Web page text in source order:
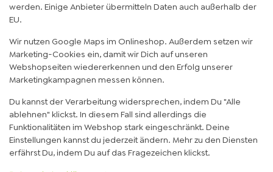
werden. Einige Anbieter übermitteln Daten auch außerhalb der
EU.
Wir nutzen Google Maps im Onlineshop. Außerdem setzen wir
Marketing-Cookies ein, damit wir Dich auf unseren
Webshopseiten wiedererkennen und den Erfolg unserer
Marketingkampagnen messen können.
Du kannst der Verarbeitung widersprechen, indem Du "Alle
ablehnen" klickst. In diesem Fall sind allerdings die
Funktionalitäten im Webshop stark eingeschränkt. Deine
Einstellungen kannst du jederzeit ändern. Mehr zu den Diensten
erfährst Du, indem Du auf das Fragezeichen klickst.